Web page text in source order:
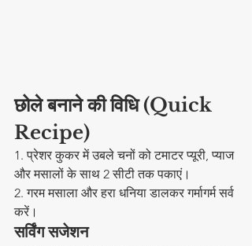
छोले बनाने की विधि (Quick
Recipe)
1. प्रेशर कुकर में उबले चनों को टमाटर प्यूरी, प्याज
और मसालों के साथ 2 सीटी तक पकाएं।
2. गरम मसाला और हरा धनिया डालकर गर्मागर्म सर्व
करें।
सर्विंग सजेशन